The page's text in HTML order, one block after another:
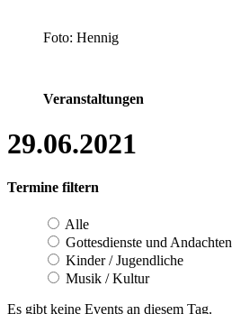
Foto: Hennig
Veranstaltungen
29.06.2021
Termine filtern
Alle
Gottesdienste und Andachten
Kinder / Jugendliche
Musik / Kultur
Es gibt keine Events an diesem Tag.